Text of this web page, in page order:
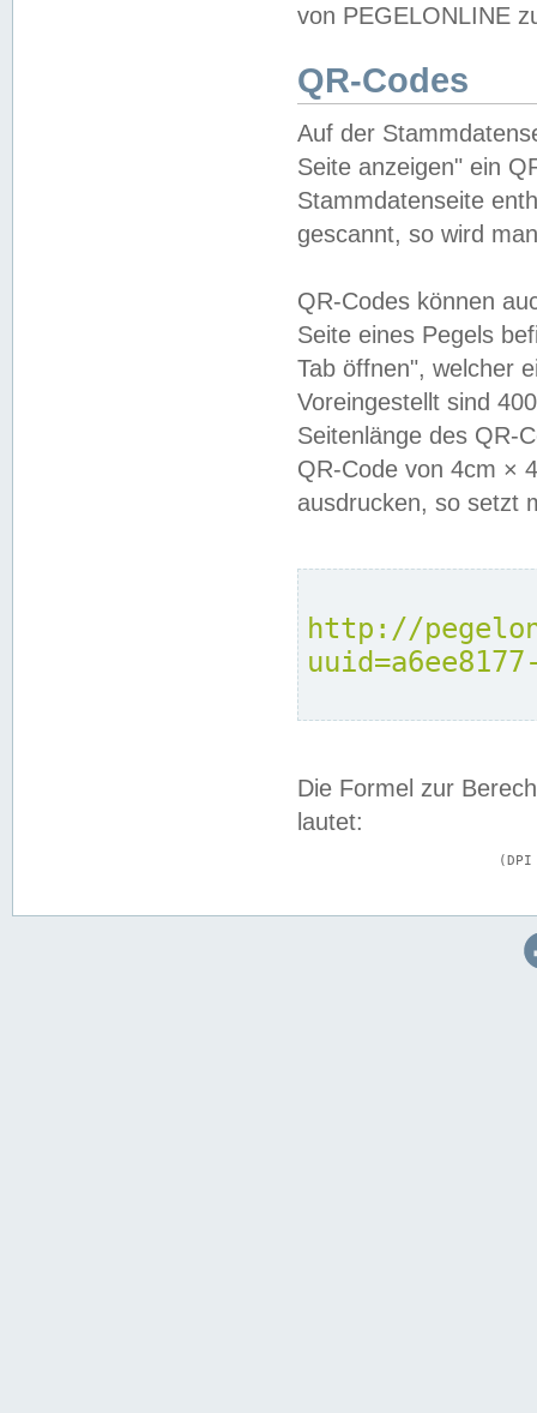
von PEGELONLINE
QR-Codes
Auf der
Seite anzeigen" ein
Stammdatenseite
gescannt, so wird
QR-Codes können
Seite eines Pegels
Tab öffnen", welcher
Voreingestellt sind
Seitenlänge des QR-
QR-Code von 4cm ×
ausdrucken, so setzt
http://
Die Formel zur
lautet: